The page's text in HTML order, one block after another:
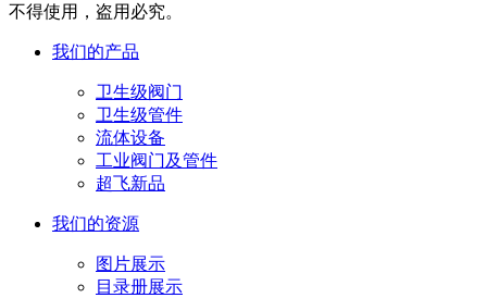
不得使用，盗用必究。
我们的产品
卫生级阀门
卫生级管件
流体设备
工业阀门及管件
超飞新品
我们的资源
图片展示
目录册展示